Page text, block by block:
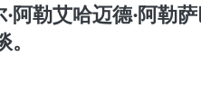
阿勒艾哈迈德·阿勒